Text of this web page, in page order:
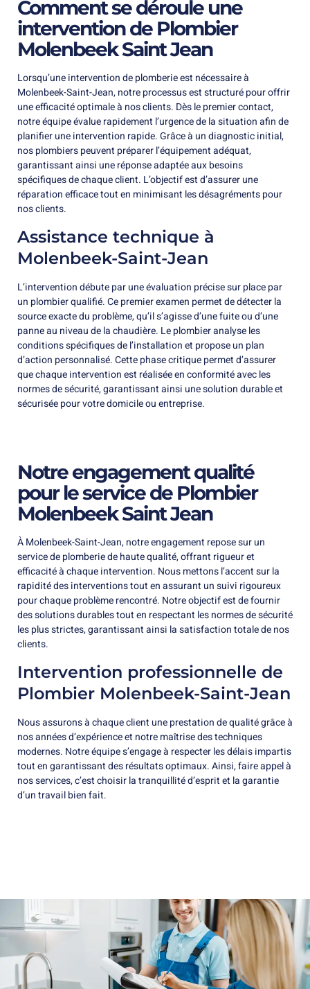
Comment se déroule une
intervention de Plombier
Molenbeek Saint Jean
Lorsqu’une intervention de plomberie est nécessaire à
Molenbeek-Saint-Jean, notre processus est structuré pour offrir
une efficacité optimale à nos clients. Dès le premier contact,
notre équipe évalue rapidement l’urgence de la situation afin de
planifier une intervention rapide. Grâce à un diagnostic initial,
nos plombiers peuvent préparer l’équipement adéquat,
garantissant ainsi une réponse adaptée aux besoins
spécifiques de chaque client. L’objectif est d’assurer une
réparation efficace tout en minimisant les désagréments pour
nos clients.
Assistance technique à
Molenbeek-Saint-Jean
L’intervention débute par une évaluation précise sur place par
un plombier qualifié. Ce premier examen permet de détecter la
source exacte du problème, qu’il s’agisse d’une fuite ou d’une
panne au niveau de la chaudière. Le plombier analyse les
conditions spécifiques de l’installation et propose un plan
d’action personnalisé. Cette phase critique permet d’assurer
que chaque intervention est réalisée en conformité avec les
normes de sécurité, garantissant ainsi une solution durable et
sécurisée pour votre domicile ou entreprise.
Notre engagement qualité
pour le service de Plombier
Molenbeek Saint Jean
À Molenbeek-Saint-Jean, notre engagement repose sur un
service de plomberie de haute qualité, offrant rigueur et
efficacité à chaque intervention. Nous mettons l’accent sur la
rapidité des interventions tout en assurant un suivi rigoureux
pour chaque problème rencontré. Notre objectif est de fournir
des solutions durables tout en respectant les normes de sécurité
les plus strictes, garantissant ainsi la satisfaction totale de nos
clients.
Intervention professionnelle de
Plombier Molenbeek-Saint-Jean
Nous assurons à chaque client une prestation de qualité grâce à
nos années d’expérience et notre maîtrise des techniques
modernes. Notre équipe s’engage à respecter les délais impartis
tout en garantissant des résultats optimaux. Ainsi, faire appel à
nos services, c’est choisir la tranquillité d’esprit et la garantie
d’un travail bien fait.